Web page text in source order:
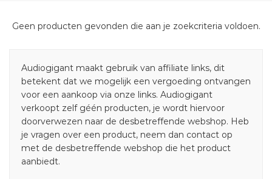
Geen producten gevonden die aan je zoekcriteria voldoen.
Audiogigant maakt gebruik van affiliate links, dit
betekent dat we mogelijk een vergoeding ontvangen
voor een aankoop via onze links. Audiogigant
verkoopt zelf géén producten, je wordt hiervoor
doorverwezen naar de desbetreffende webshop. Heb
je vragen over een product, neem dan contact op
met de desbetreffende webshop die het product
aanbiedt.